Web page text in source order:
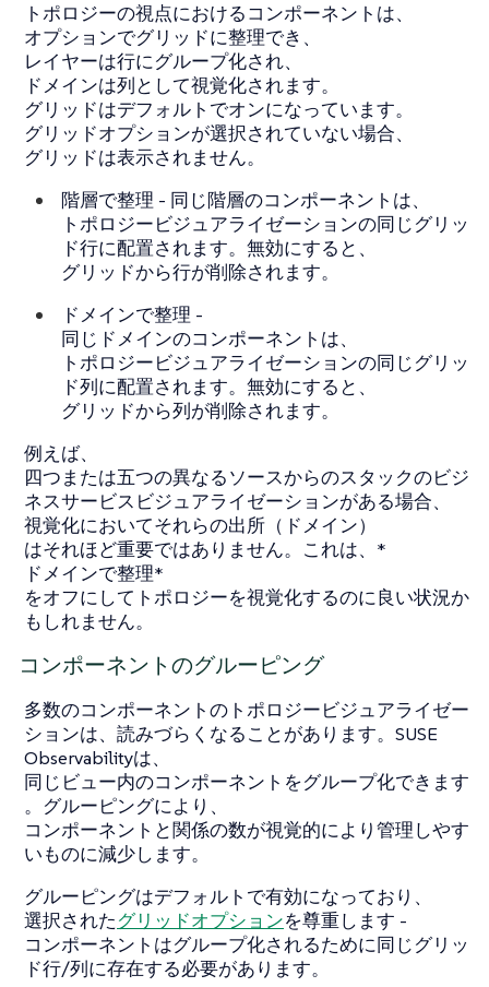
トポロジーの視点におけるコンポーネントは、
オプションでグリッドに整理でき、
レイヤーは行にグループ化され、
ドメインは列として視覚化されます。
グリッドはデフォルトでオンになっています。
グリッドオプションが選択されていない場合、
グリッドは表示されません。
階層で整理 - 同じ階層のコンポーネントは、
トポロジービジュアライゼーションの同じグリッ
ド行に配置されます。無効にすると、
グリッドから行が削除されます。
ドメインで整理 -
同じドメインのコンポーネントは、
トポロジービジュアライゼーションの同じグリッ
ド列に配置されます。無効にすると、
グリッドから列が削除されます。
例えば、
四つまたは五つの異なるソースからのスタックのビジ
ネスサービスビジュアライゼーションがある場合、
視覚化においてそれらの出所（ドメイン）
はそれほど重要ではありません。これは、*
ドメインで整理*
をオフにしてトポロジーを視覚化するのに良い状況か
もしれません。
コンポーネントのグルーピング
多数のコンポーネントのトポロジービジュアライゼー
ションは、読みづらくなることがあります。SUSE
Observabilityは、
同じビュー内のコンポーネントをグループ化できます
。グルーピングにより、
コンポーネントと関係の数が視覚的により管理しやす
いものに減少します。
グルーピングはデフォルトで有効になっており、
選択されたグリッドオプションを尊重します -
コンポーネントはグループ化されるために同じグリッ
ド行/列に存在する必要があります。